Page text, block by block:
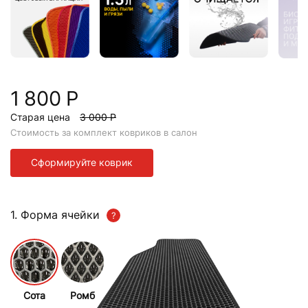
1 800 Р
Старая цена 3 000 Р
Стоимость за комплект ковриков в салон
Сформируйте коврик
1. Форма ячейки
Сота Ромб